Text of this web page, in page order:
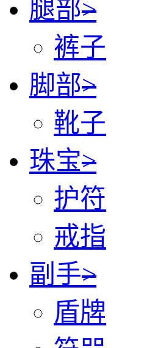
腿部>
裤子
脚部>
靴子
珠宝>
护符
戒指
副手>
盾牌